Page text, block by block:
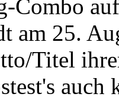
Combo
am 25.
Titel
auch